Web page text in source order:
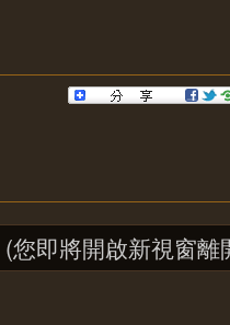
(您即將開啟新視窗離